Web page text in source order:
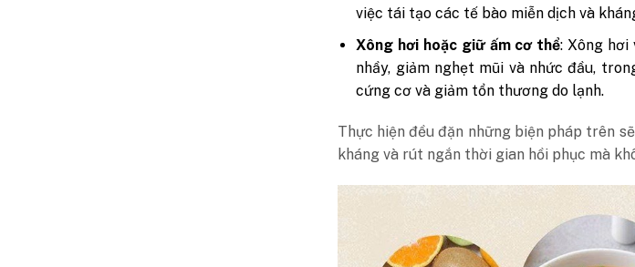
việc tái tạo các tế bào miễn dịch và
Xông hơi hoặc giữ ấm cơ thể: Xông hơi
nhầy, giảm nghẹt mũi và nhức đầu,
cứng cơ và giảm tổn thương do lạnh.
Thực hiện đều đặn những biện pháp trên
kháng và rút ngắn thời gian hồi phục mà